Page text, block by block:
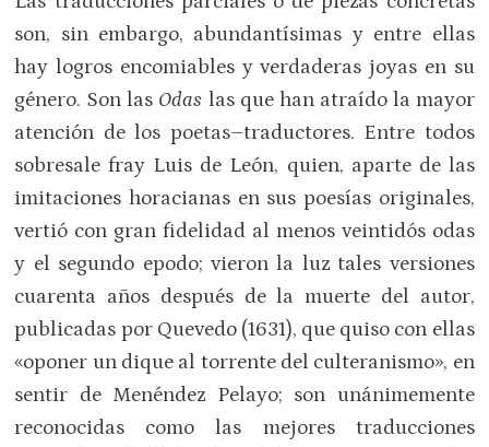
son, sin embargo, abundantísimas y entre ellas
hay logros encomiables y verdaderas joyas en su
género. Son las Odas las que han atraído la mayor
atención de los poetas–traductores. Entre todos
sobresale fray Luis de León, quien, aparte de las
imitaciones horacianas en sus poesías originales,
vertió con gran fidelidad al menos veintidós odas
y el segundo epodo; vieron la luz tales versiones
cuarenta años después de la muerte del autor,
publicadas por Quevedo (1631), que quiso con ellas
«oponer un dique al torrente del culteranismo», en
sentir de Menéndez Pelayo; son unánimemente
reconocidas como las mejores traducciones